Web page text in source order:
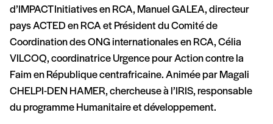
d’IMPACT Initiatives en RCA, Manuel GALEA, directeur
pays ACTED en RCA et Président du Comité de
Coordination des ONG internationales en RCA, Célia
VILCOQ, coordinatrice Urgence pour Action contre la
Faim en République centrafricaine. Animée par Magali
CHELPI-DEN HAMER, chercheuse à l’IRIS, responsable
du programme Humanitaire et développement.